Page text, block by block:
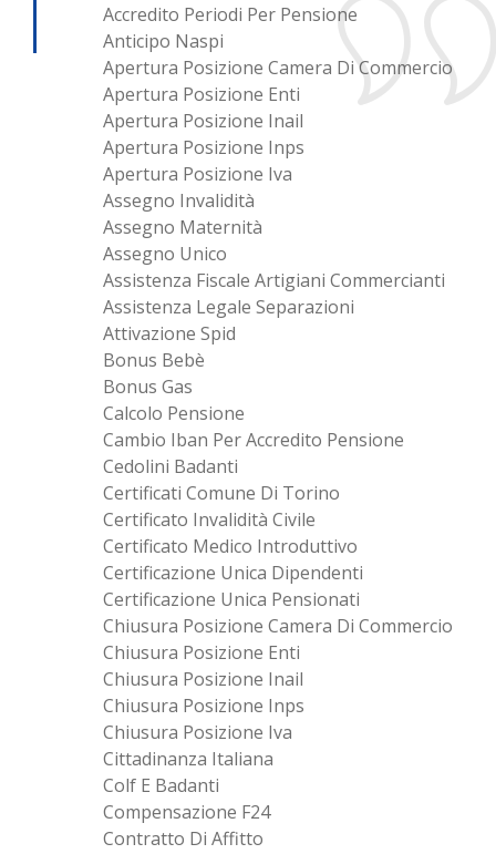
Accredito Periodi Per Pensione
Anticipo Naspi
Apertura Posizione Camera Di Commercio
Apertura Posizione Enti
Apertura Posizione Inail
Apertura Posizione Inps
Apertura Posizione Iva
Assegno Invalidità
Assegno Maternità
Assegno Unico
Assistenza Fiscale Artigiani Commercianti
Assistenza Legale Separazioni
Attivazione Spid
Bonus Bebè
Bonus Gas
Calcolo Pensione
Cambio Iban Per Accredito Pensione
Cedolini Badanti
Certificati Comune Di Torino
Certificato Invalidità Civile
Certificato Medico Introduttivo
Certificazione Unica Dipendenti
Certificazione Unica Pensionati
Chiusura Posizione Camera Di Commercio
Chiusura Posizione Enti
Chiusura Posizione Inail
Chiusura Posizione Inps
Chiusura Posizione Iva
Cittadinanza Italiana
Colf E Badanti
Compensazione F24
Contratto Di Affitto